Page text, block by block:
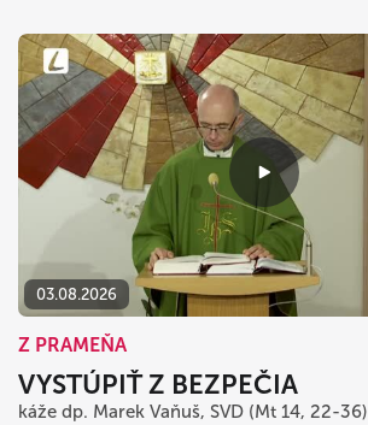
03.08.2026
Z PRAMEŇA
VYSTÚPIŤ Z BEZPEČIA
káže dp. Marek Vaňuš, SVD (Mt 14, 22-36)